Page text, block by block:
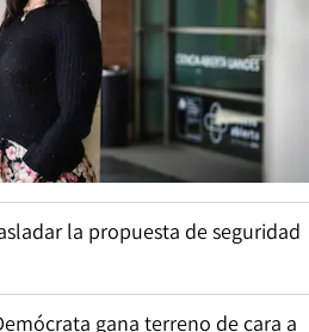
la propuesta de seguridad
gana terreno de cara a